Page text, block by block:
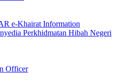
e-Khairat Information
Perkhidmatan Hibah Negeri
Officer